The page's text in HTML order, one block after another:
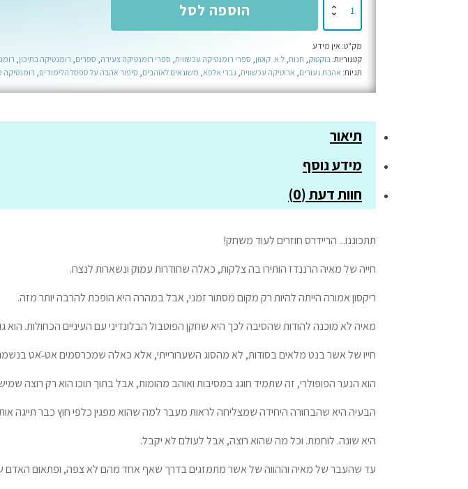
הקשה
שלך
-
שלישי
בסדרת
ריידרס
הוספה לסל
מק"ט: אין מידע
קטגוריות: בוקטוק, חנות, ל.א. קוטון, ספרי רומנטיקה עכשווית, ספרי רומנטיקה צעירה, ספרים, רומנטיקה בתיכון,
תגיות: אהבת נעורים, ארוטיקה עכשווית, גברי אלפא, משונאים לאוהבים, סיפור אהבה על ספסל הלימודים, רומנטיקה
תיאור
מידע נוסף
חוות דעת (0)
תתכוננו... הריידרס חוזרים לעוד משחק!
חייה של מאיה הרננדז הותירו בה צלקות, כאלה שחודרות עמוק ונשארות לנצח.
ריקסון אמורה הייתה להיות רק מקום מסתור זמני, אבל במהרה היא הופכת להרבה יותר מזה.
מאיה לא מוכנה להודות שהסיבה לכך היא שחקן הפוטבול הבלונדיני עם העיניים הכחולות.
חייו של אשר בנט מלאים בסודות, לא מהסוג השערורייתי, אלא כאלה שמכרסמים אט-ֿאט
הוא הנער הפופולרי, זה שתמיד חוגג במסיבות ואוהב מהומות, אבל בתוך תוכו הוא רק רוצה
הבעיה היא שהבחורה היחידה שמצליחה לראות מעבר למה שהוא מפגין כלפי חוץ כבר תייגה
היא שונה. לוחמת. וכל מה שהוא רוצה, אבל לעולם לא יקבל.
עד שהעבר של מאיה וההווה של אשר מתמזגים בדרך שאף אחד מהם לא צפה, ופתאום האדם